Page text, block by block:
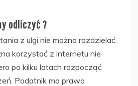
odliczyć ?
z ulgi nie można rozdzielać.
korzystać z internetu nie
po kilku latach rozpocząć
Podatnik ma prawo